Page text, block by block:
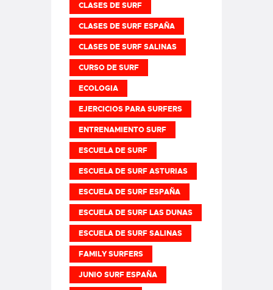
CLASES DE SURF
CLASES DE SURF ESPAÑA
CLASES DE SURF SALINAS
CURSO DE SURF
ECOLOGIA
EJERCICIOS PARA SURFERS
ENTRENAMIENTO SURF
ESCUELA DE SURF
ESCUELA DE SURF ASTURIAS
ESCUELA DE SURF ESPAÑA
ESCUELA DE SURF LAS DUNAS
ESCUELA DE SURF SALINAS
FAMILY SURFERS
JUNIO SURF ESPAÑA